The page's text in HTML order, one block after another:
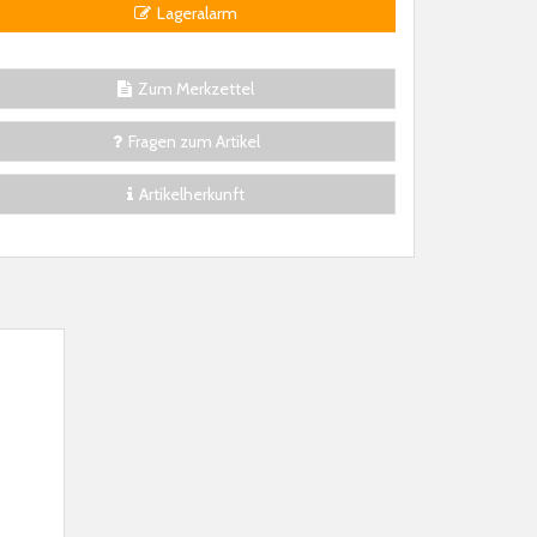
Lageralarm
Zum Merkzettel
Fragen zum Artikel
Artikelherkunft